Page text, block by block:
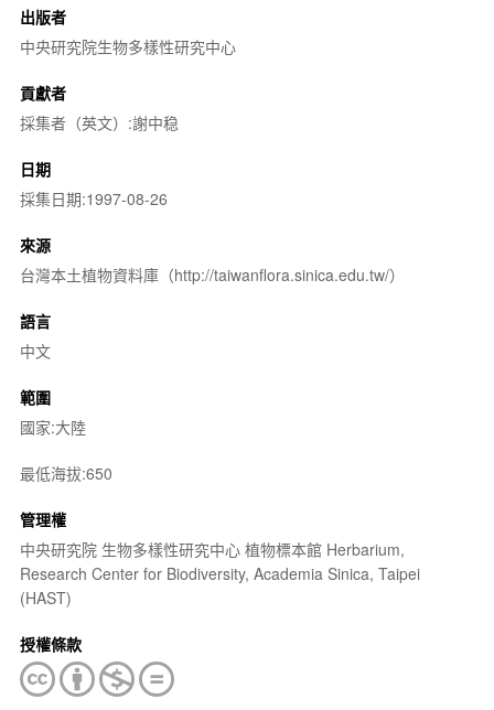
出版者
中央研究院生物多樣性研究中心
貢獻者
採集者（英文）:謝中稳
日期
採集日期:1997-08-26
來源
台灣本土植物資料庫（http://taiwanflora.sinica.edu.tw/）
語言
中文
範圍
國家:大陸
最低海拔:650
管理權
中央研究院 生物多樣性研究中心 植物標本館 Herbarium,
Research Center for Biodiversity, Academia Sinica, Taipei
(HAST)
授權條款